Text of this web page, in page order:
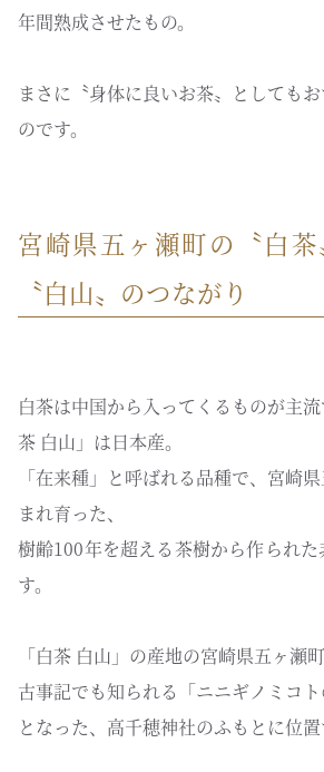
年間熟成させたもの。
まさに〝身体に良いお茶〟としても
のです。
宮崎県五ヶ瀬町の〝白
〝白山〟のつながり
白茶は中国から入ってくるものが主
茶 白山」は日本産。
「在来種」と呼ばれる品種で、宮崎
まれ育った、
樹齢100年を超える茶樹から作られ
す。
「白茶 白山」の産地の宮崎県五ヶ瀬町
古事記でも知られる「ニニギノミコ
となった、高千穂神社のふもとに位置